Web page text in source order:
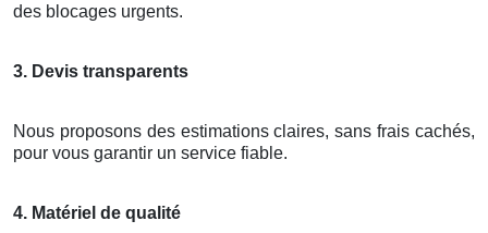
des blocages urgents.
3. Devis transparents
Nous proposons des estimations claires, sans frais cachés,
pour vous garantir un service fiable.
4. Matériel de qualité